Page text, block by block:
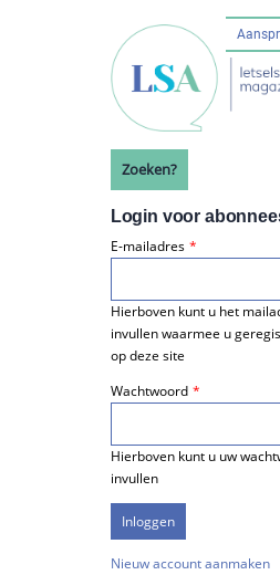
Zoeken?
Login voor
E-mailadres
Hierboven kunt u het
invullen waarmee u
op deze site
Wachtwoord
Hierboven kunt u uw
invullen
Nieuw account aanmaken